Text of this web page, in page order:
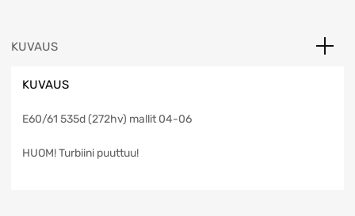
KUVAUS
KUVAUS
E60/61 535d (272hv) mallit 04-06
HUOM! Turbiini puuttuu!